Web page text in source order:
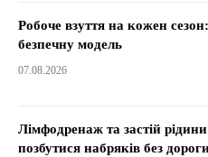
Робоче взуття на кожен
безпечну модель
07.08.2026
Лімфодренаж та застій
позбутися набряків без